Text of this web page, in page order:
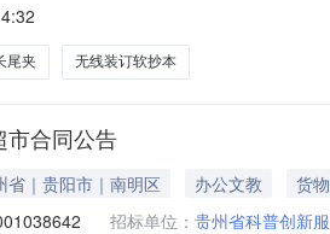
作笔记本子日记本颜色随机【1本】得力
尾夹 无线装订软抄本
市合同公告
省｜贵阳市｜南明区 办公文教
货物
招标单位： 贵州省科普创新